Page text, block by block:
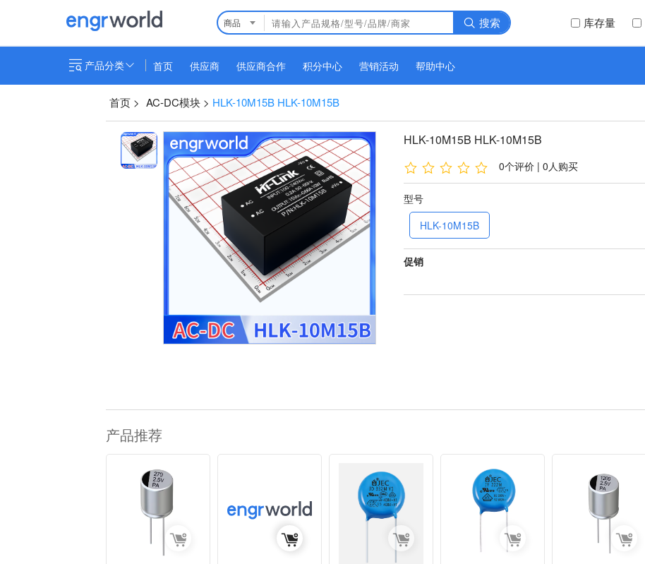
商品 搜索 库存量
产品分类 首页 供应商 供应商合作 积分中心 营销活动 帮助中心
首页 > AC-DC模块 > HLK-10M15B HLK-10M15B
HLK-10M15B HLK-10M15B
0个评价 | 0人购买
型号
HLK-10M15B
促销
产品推荐